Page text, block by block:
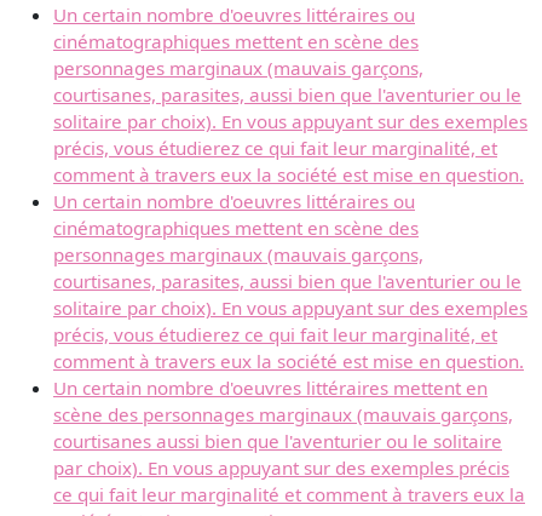
Un certain nombre d'oeuvres littéraires ou
cinématographiques mettent en scène des
personnages marginaux (mauvais garçons,
courtisanes, parasites, aussi bien que l'aventurier ou le
solitaire par choix). En vous appuyant sur des exemples
précis, vous étudierez ce qui fait leur marginalité, et
comment à travers eux la société est mise en question.
Un certain nombre d'oeuvres littéraires ou
cinématographiques mettent en scène des
personnages marginaux (mauvais garçons,
courtisanes, parasites, aussi bien que l'aventurier ou le
solitaire par choix). En vous appuyant sur des exemples
précis, vous étudierez ce qui fait leur marginalité, et
comment à travers eux la société est mise en question.
Un certain nombre d'oeuvres littéraires mettent en
scène des personnages marginaux (mauvais garçons,
courtisanes aussi bien que l'aventurier ou le solitaire
par choix). En vous appuyant sur des exemples précis
ce qui fait leur marginalité et comment à travers eux la